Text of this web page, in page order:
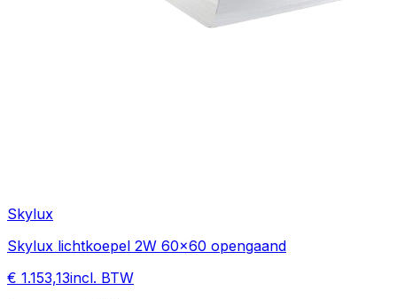
Skylux
Skylux lichtkoepel 2W 60x60 opengaand
€ 1.153,13incl. BTW